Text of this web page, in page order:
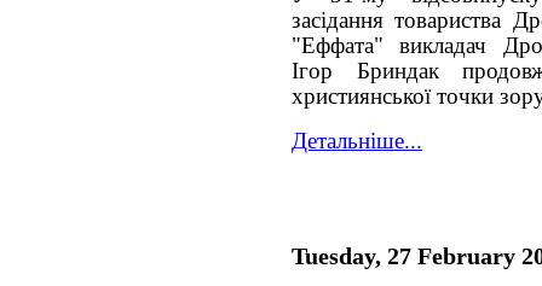
засідання товариства
"Еффата" викладач
Ігор Бриндак
християнської точки
Детальніше...
Tuesday, 27 February